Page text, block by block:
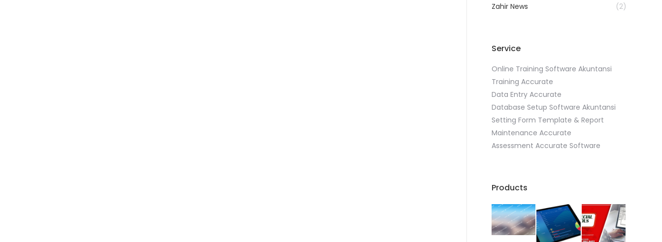
Zahir News
(2)
Service
Online Training Software Akuntansi
Training Accurate
Data Entry Accurate
Database Setup Software Akuntansi
Setting Form Template & Report
Maintenance Accurate
Assessment Accurate Software
Products